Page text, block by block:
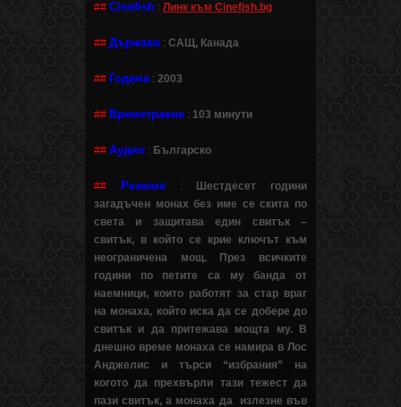
## Cinefish : Линк към Cinefish.bg
## Държава: САЩ, Канада
## Година: 2003
## Времетраене : 103 минути
## Аудио : Българско
## Резюме:
Шестдесет години
загадъчен монах без име се скита по
света и защитава един свитък –
свитък, в който се крие ключът към
неограничена мощ. През всичките
години по петите са му банда от
наемници, които работят за стар враг
на монаха, който иска да се добере до
свитък и да притежава мощта му. В
днешно време монаха се намира в Лос
Анджелис и търси “избрания” на
когото да прехвърли тази тежест да
пази свитък, а монаха да излезне във